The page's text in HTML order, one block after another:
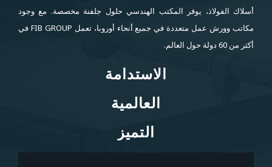
أسلاك الفولاذ، يوفر المكتب الهندسي حلول جلفنة مخصصة. مع وجود
مكاتب وورش عمل متعددة في جميع أنحاء أوروبا، تعمل FIB GROUP في
أكثر من 60 دولة حول العالم.
الاستدامة
الاستدامة
العالمية
العالمية
التميز
التميز